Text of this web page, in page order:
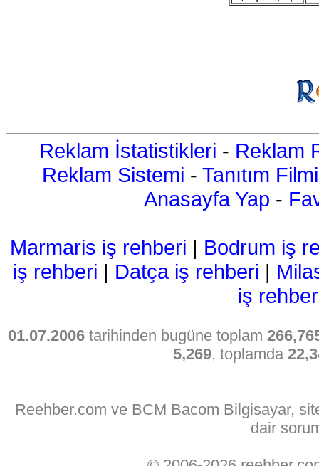
Reklam İstatistikleri - Reklam
Reklam Sistemi - Tanıtım Filmi
Anasayfa Yap -
Marmaris iş rehberi | Bodrum iş
iş rehberi | Datça iş rehberi |
iş
01.07.2006 tarihinden bugüne toplam
5,269, toplamda
Reehber.com ve BCM Bacom Bilgisayar,
dair